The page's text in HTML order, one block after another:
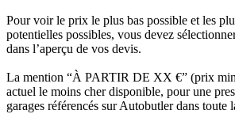
Pour voir le prix le plus bas possible et les
potentielles possibles, vous devez
dans l’aperçu de vos devis.
La mention “À PARTIR DE XX €” (prix
actuel le moins cher disponible, pour une
garages référencés sur Autobutler dans toute